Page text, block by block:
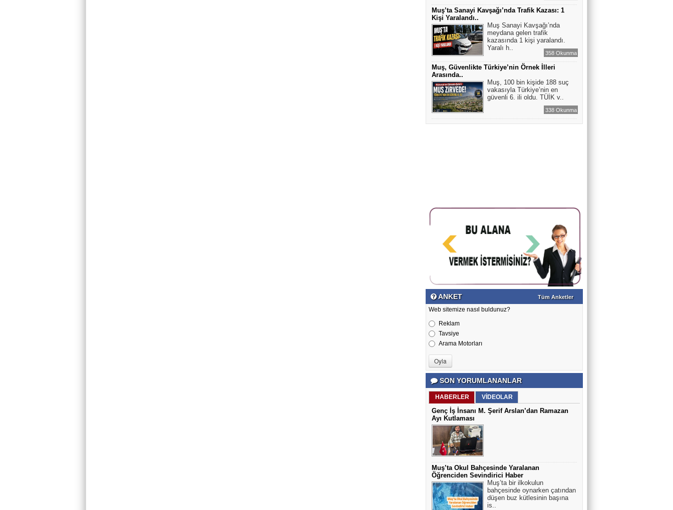
Muş’ta Sanayi Kavşağı’nda Trafik Kazası: 1
Kişi Yaralandı..
Muş Sanayi Kavşağı’nda
meydana gelen trafik
kazasında 1 kişi yaralandı.
Yaralı h..
358 Okunma
Muş, Güvenlikte Türkiye’nin Örnek İlleri
Arasında..
Muş, 100 bin kişide 188 suç
vakasıyla Türkiye’nin en
güvenli 6. ili oldu. TÜİK v..
338 Okunma
ANKET Tüm Anketler
Web sitemize nasıl buldunuz?
Reklam
Tavsiye
Arama Motorları
SON YORUMLANANLAR
HABERLER VİDEOLAR
Genç İş İnsanı M. Şerif Arslan’dan Ramazan
Ayı Kutlaması
Muş’ta Okul Bahçesinde Yaralanan
Öğrenciden Sevindirici Haber
Muş’ta bir ilkokulun
bahçesinde oynarken çatından
düşen buz kütlesinin başına
is..